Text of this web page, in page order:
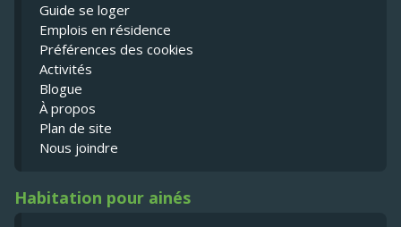
Guide se loger
Emplois en résidence
Préférences des cookies
Activités
Blogue
À propos
Plan de site
Nous joindre
Habitation pour ainés